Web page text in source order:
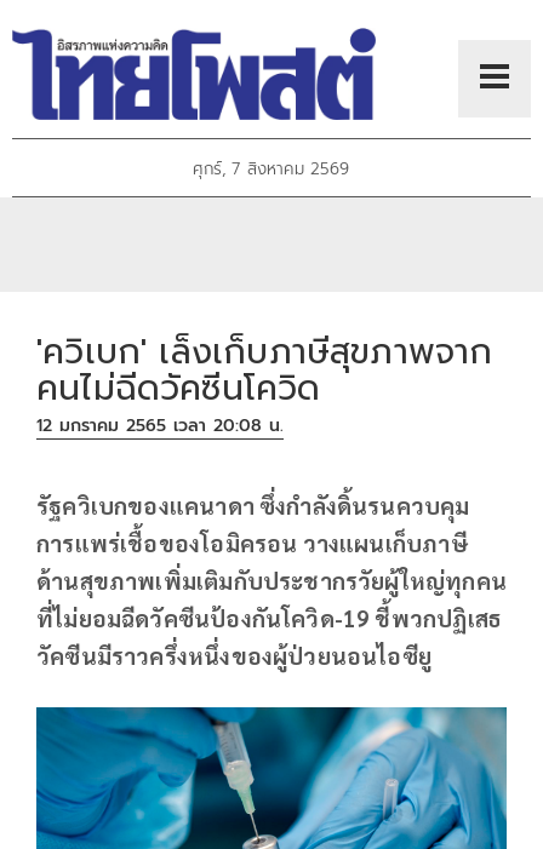
ศุกร์, 7 สิงหาคม 2569
'ควิเบก' เล็งเก็บภาษีสุขภาพจาก
คนไม่ฉีดวัคซีนโควิด
12 มกราคม 2565 เวลา 20:08 น.
รัฐควิเบกของแคนาดา ซึ่งกำลังดิ้นรนควบคุม
การแพร่เชื้อของโอมิครอน วางแผนเก็บภาษี
ด้านสุขภาพเพิ่มเติมกับประชากรวัยผู้ใหญ่ทุกคน
ที่ไม่ยอมฉีดวัคซีนป้องกันโควิด-19 ชี้พวกปฏิเสธ
วัคซีนมีราวครึ่งหนึ่งของผู้ป่วยนอนไอซียู